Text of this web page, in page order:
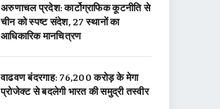
अरुणाचल प्रदेश: कार्टोग्राफिक कूटनीति से
चीन को स्पष्ट संदेश, 27 स्थानों का
आधिकारिक मानचित्रण
वाढवण बंदरगाह: 76,200 करोड़ के मेगा
प्रोजेक्ट से बदलेगी भारत की समुद्री तस्वीर